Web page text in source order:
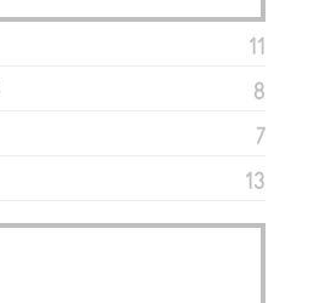
11
8
7
13